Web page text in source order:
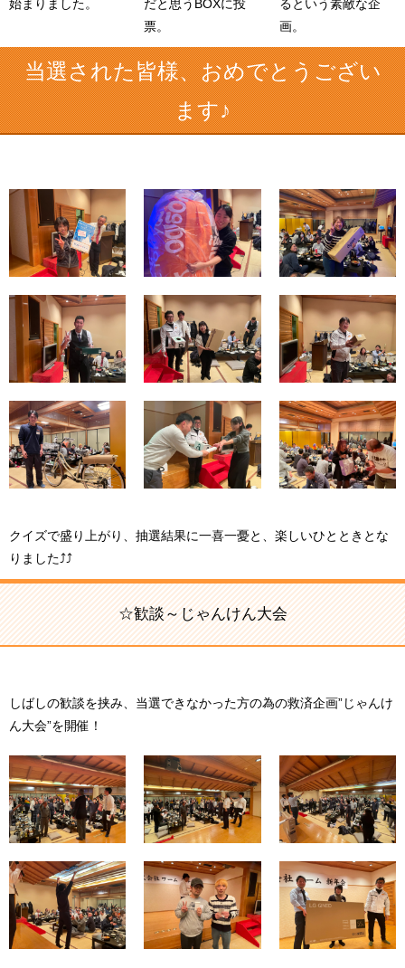
始まりました。
だと思うBOXに投
票。
るという素敵な企
画。
当選された皆様、おめでとうござい
ます♪
クイズで盛り上がり、抽選結果に一喜一憂と、楽しいひとときとな
りました⤴⤴
☆歓談～じゃんけん大会
しばしの歓談を挟み、当選できなかった方の為の救済企画”じゃんけ
ん大会”を開催！